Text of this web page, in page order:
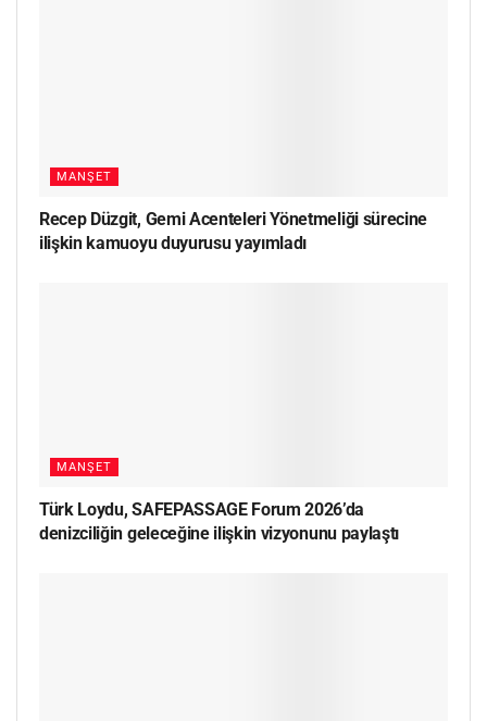
MANŞET
Recep Düzgit, Gemi Acenteleri Yönetmeliği sürecine
ilişkin kamuoyu duyurusu yayımladı
MANŞET
Türk Loydu, SAFEPASSAGE Forum 2026’da
denizciliğin geleceğine ilişkin vizyonunu paylaştı